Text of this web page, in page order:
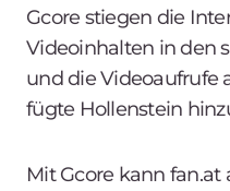
Gcore stiegen die
Videoinhalten in den
und die Videoaufrufe
fügte Hollenstein
Mit Gcore kann fan.at